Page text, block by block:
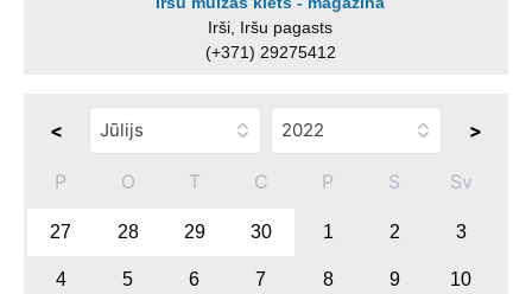
Irši, Iršu pagasts
(+371) 29275412
< >
P O T C P S Sv
27 28 29 30 1 2 3
4 5 6 7 8 9 10